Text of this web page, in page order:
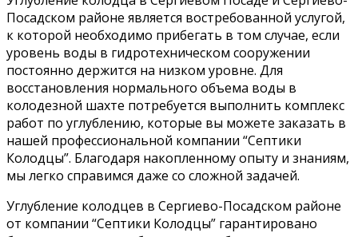
Посадском районе является востребованной услугой,
к которой необходимо прибегать в том случае, если
уровень воды в гидротехническом сооружении
постоянно держится на низком уровне. Для
восстановления нормального объема воды в
колодезной шахте потребуется выполнить комплекс
работ по углублению, которые вы можете заказать в
нашей профессиональной компании “Септики
Колодцы”. Благодаря накопленному опыту и знаниям,
мы легко справимся даже со сложной задачей.
Углубление колодцев в Сергиево-Посадском районе
от компании “Септики Колодцы” гарантировано